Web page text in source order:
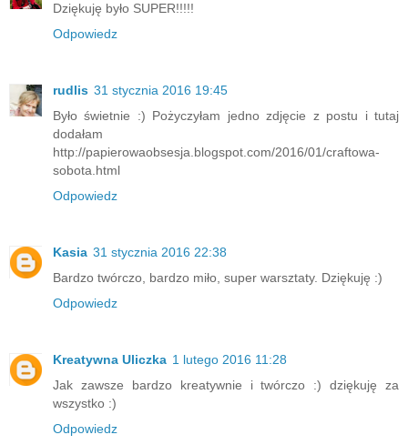
Dziękuję było SUPER!!!!!
Odpowiedz
rudlis 31 stycznia 2016 19:45
Było świetnie :) Pożyczyłam jedno zdjęcie z postu i tutaj
dodałam
http://papierowaobsesja.blogspot.com/2016/01/craftowa-
sobota.html
Odpowiedz
Kasia 31 stycznia 2016 22:38
Bardzo twórczo, bardzo miło, super warsztaty. Dziękuję :)
Odpowiedz
Kreatywna Uliczka 1 lutego 2016 11:28
Jak zawsze bardzo kreatywnie i twórczo :) dziękuję za
wszystko :)
Odpowiedz